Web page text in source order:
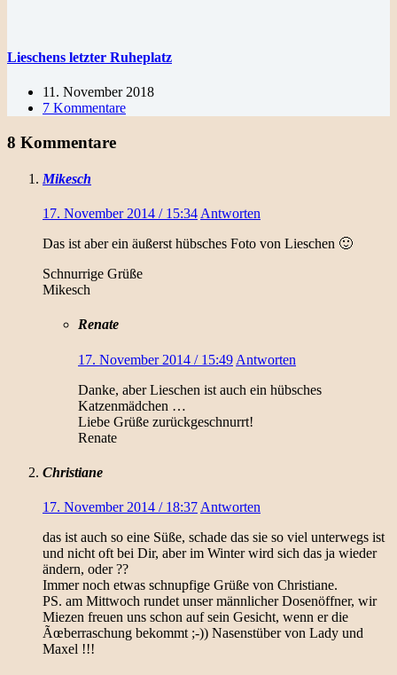
Lieschens letzter Ruheplatz
11. November 2018
7 Kommentare
8 Kommentare
Mikesch
17. November 2014 / 15:34 Antworten
Das ist aber ein äußerst hübsches Foto von Lieschen 🙂
Schnurrige Grüße
Mikesch
Renate
17. November 2014 / 15:49 Antworten
Danke, aber Lieschen ist auch ein hübsches
Katzenmädchen …
Liebe Grüße zurückgeschnurrt!
Renate
Christiane
17. November 2014 / 18:37 Antworten
das ist auch so eine Süße, schade das sie so viel unterwegs ist
und nicht oft bei Dir, aber im Winter wird sich das ja wieder
ändern, oder ??
Immer noch etwas schnupfige Grüße von Christiane.
PS. am Mittwoch rundet unser männlicher Dosenöffner, wir
Miezen freuen uns schon auf sein Gesicht, wenn er die
Ãœberraschung bekommt ;-)) Nasenstüber von Lady und
Maxel !!!